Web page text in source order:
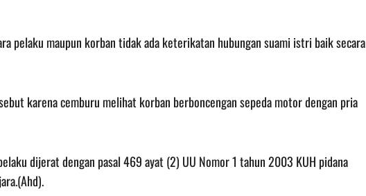
pelaku maupun korban tidak ada keterikatan hubungan suami istri baik secara
karena cemburu melihat korban berboncengan sepeda motor dengan pria
dijerat dengan pasal 469 ayat (2) UU Nomor 1 tahun 2003 KUH pidana